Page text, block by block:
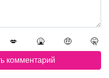
💋 🤮 🤑 🤫